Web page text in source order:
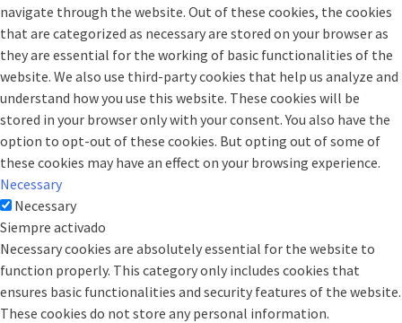
navigate through the website. Out of these cookies, the cookies
that are categorized as necessary are stored on your browser as
they are essential for the working of basic functionalities of the
website. We also use third-party cookies that help us analyze and
understand how you use this website. These cookies will be
stored in your browser only with your consent. You also have the
option to opt-out of these cookies. But opting out of some of
these cookies may have an effect on your browsing experience.
Necessary
Necessary
Siempre activado
Necessary cookies are absolutely essential for the website to
function properly. This category only includes cookies that
ensures basic functionalities and security features of the website.
These cookies do not store any personal information.